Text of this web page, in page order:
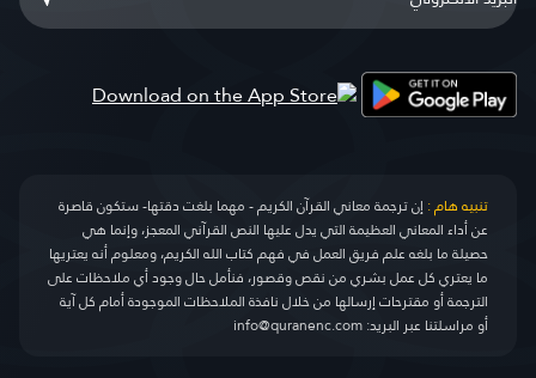
تنبيه هام :إن ترجمة معاني القرآن الكريم - مهما بلغت دقتها- ستكون قاصرة
عن أداء المعاني العظيمة التي يدل عليها النص القرآني المعجز، وإنما هي
حصيلة ما بلغه علم فريق العمل في فهم كتاب الله الكريم، ومعلوم أنه يعتريها
ما يعتري كل عمل بشري من نقص وقصور، فنأمل حال وجود أي ملاحظات على
الترجمة أو مقترحات إرسالها من خلال نافذة الملاحظات الموجودة أمام كل آية
أو مراسلتنا عبر البريد:info@quranenc.com